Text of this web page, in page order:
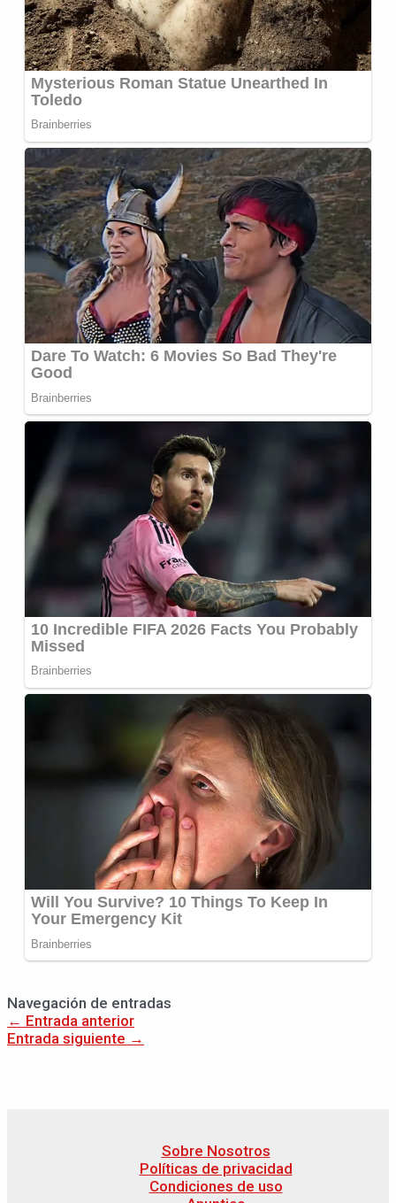
Navegación de entradas
← Entrada anterior
Entrada siguiente →
Sobre Nosotros
Políticas de privacidad
Condiciones de uso